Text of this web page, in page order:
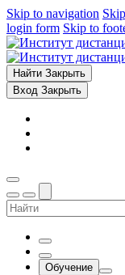
Skip to navigation
login form Skip to
Найти Закрыть
Вход Закрыть
Обучение